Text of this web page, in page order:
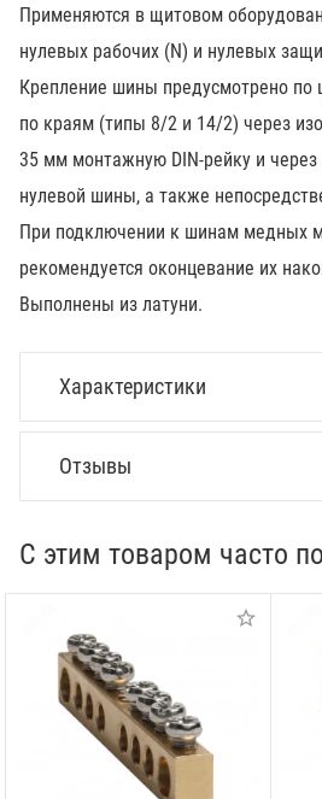
Применяются в щитовом
нулевых рабочих (N) и нулевых
Крепление шины предусмотрено по
по краям (типы 8/2 и 14/2) через
35 мм монтажную DIN-рейку и
нулевой шины, а также
При подключении к шинам медных
рекомендуется оконцевание их
Выполнены из латуни.
Характеристики
Отзывы
С этим товаром часто